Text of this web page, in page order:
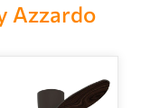
Azzardo